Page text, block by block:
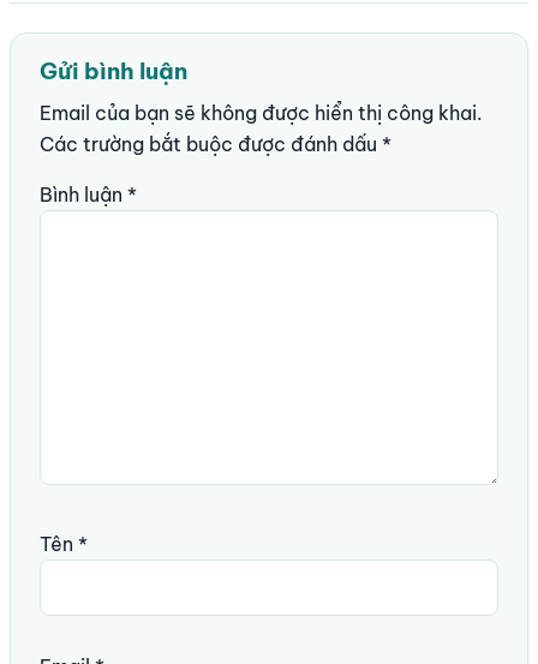
Gửi bình luận
Email của bạn sẽ không được hiển thị công khai.
Các trường bắt buộc được đánh dấu *
Bình luận *
Tên *